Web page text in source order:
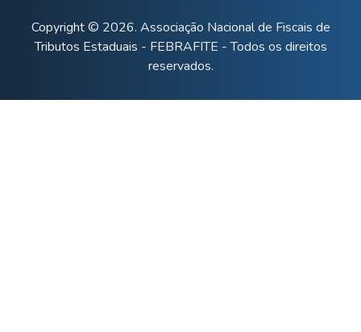
Copyright © 2026. Associação Nacional de Fiscais de
Tributos Estaduais - FEBRAFITE - Todos os direitos
reservados.